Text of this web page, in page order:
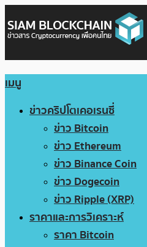
เมนู
ข่าวคริปโตเคอเรนซี่
ข่าว Bitcoin
ข่าว Ethereum
ข่าว Binance Coin
ข่าว Dogecoin
ข่าว Ripple (XRP)
ราคาและการวิเคราะห์
ราคา Bitcoin